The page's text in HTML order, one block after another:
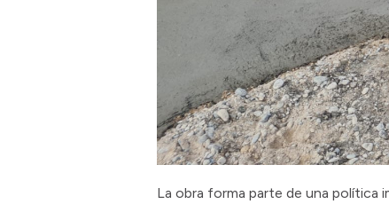
La obra forma parte de una política